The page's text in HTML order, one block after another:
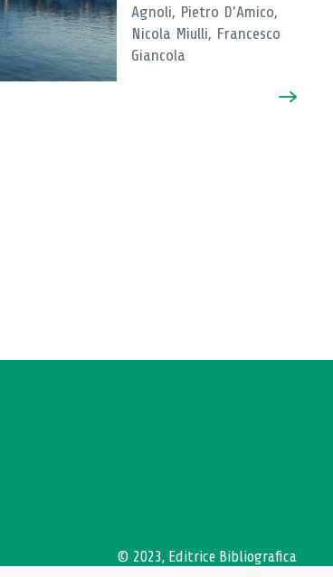
Agnoli, Pietro D'Amico,
Nicola Miulli, Francesco
Giancola
© 2023, Editrice Bibliografica